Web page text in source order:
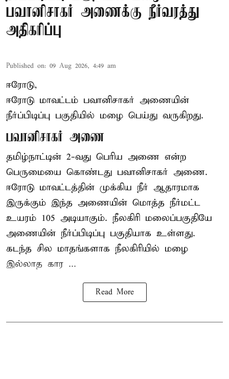
பவானிசாகர் அணைக்கு நீர்வரத்து
அதிகரிப்பு
Published on: 09 Aug 2026, 4:49 am
ஈரோடு,
ஈரோடு மாவட்டம் பவானிசாகர் அணையின்
நீர்ப்பிடிப்பு பகுதியில் மழை பெய்து வருகிறது.
பவானிசாகர் அணை
தமிழ்நாட்டின் 2-வது பெரிய அணை என்ற
பெருமையை கொண்டது பவானிசாகர் அணை.
ஈரோடு மாவட்டத்தின் முக்கிய நீர் ஆதாரமாக
இருக்கும் இந்த அணையின் மொத்த நீர்மட்ட
உயரம் 105 அடியாகும். நீலகிரி மலைப்பகுதியே
அணையின் நீர்ப்பிடிப்பு பகுதியாக உள்ளது.
கடந்த சில மாதங்களாக நீலகிரியில் மழை
இல்லாத கார ...
Read More